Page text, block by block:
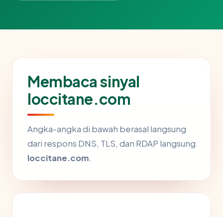
Membaca sinyal
loccitane.com
Angka-angka di bawah berasal langsung
dari respons DNS, TLS, dan RDAP langsung
loccitane.com.